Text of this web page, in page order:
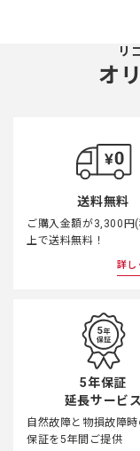
リ
オ
送料無料
ご購入金額が3,300円
上で送料無料！
詳し
5年保証
延長サービス
自然故障と物損故障
保証を5年間ご提供